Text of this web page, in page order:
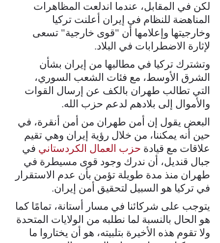
لكن في المقابل، عندما اندلعت المظاهرات
المناهضة للنظام في إيران أعلنت تركيا
وخارجيتها وإعلامها أن "قوى خارجية" تسعى
لإثارة الاضطرابات في البلاد.
وتشترك تركيا في مطالبها من إيران بشأن
الشرق الأوسط، مع فئات الشعب السوري،
التي تطالب طهران بالكف عن إرسال القوات
والأموال إلى بلادهم لدعم حزب الله.
البعض يقول إن أمن طهران من أمن أنقرة، في
حين أنه يمكننا، من خلال رؤية إيران وهي تقيم
علاقات مع قيادة حزب العمال الكردستاني في
جبال قنديل، أن ندرك وجود قوى مسيطرة في
طهران منذ مدة طويلة تؤمن بأن عدم الاستقرار
في تركيا هو السبيل لتحقيق أمن إيران.
يتوجب على شركائنا في مسار أستانة، تمامًا كما
هو الحال بالنسبة لما نطلبه من الولايات المتحدة
ولا تقوم هذه الأخيرة بتلبيته، هو أن يختاروا ما